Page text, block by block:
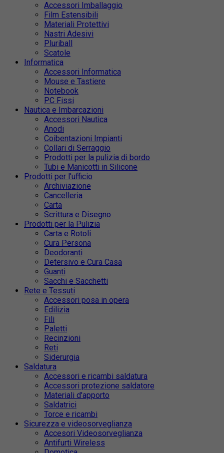
Accessori Imballaggio
Film Estensibili
Materiali Protettivi
Nastri Adesivi
Pluriball
Scatole
Informatica
Accessori Informatica
Mouse e Tastiere
Notebook
PC Fissi
Nautica e Imbarcazioni
Accessori Nautica
Anodi
Coibentazioni Impianti
Collari di Serraggio
Prodotti per la pulizia di bordo
Tubi e Manicotti in Silicone
Prodotti per l'ufficio
Archiviazione
Cancelleria
Carta
Scrittura e Disegno
Prodotti per la Pulizia
Carta e Rotoli
Cura Persona
Deodoranti
Detersivo e Cura Casa
Guanti
Sacchi e Sacchetti
Rete e Tessuti
Accessori posa in opera
Edilizia
Fili
Paletti
Recinzioni
Reti
Siderurgia
Saldatura
Accessori e ricambi saldatura
Accessori protezione saldatore
Materiali d'apporto
Saldatrici
Torce e ricambi
Sicurezza e videosorveglianza
Accesori Videosorveglianza
Antifurti Wireless